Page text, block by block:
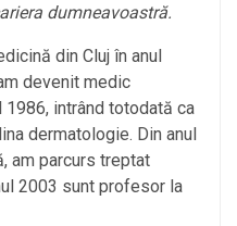
dumneavoastră.
din Cluj în anul
devenit medic
intrând totodată ca
dermatologie. Din anul
am parcurs treptat
2003 sunt profesor la